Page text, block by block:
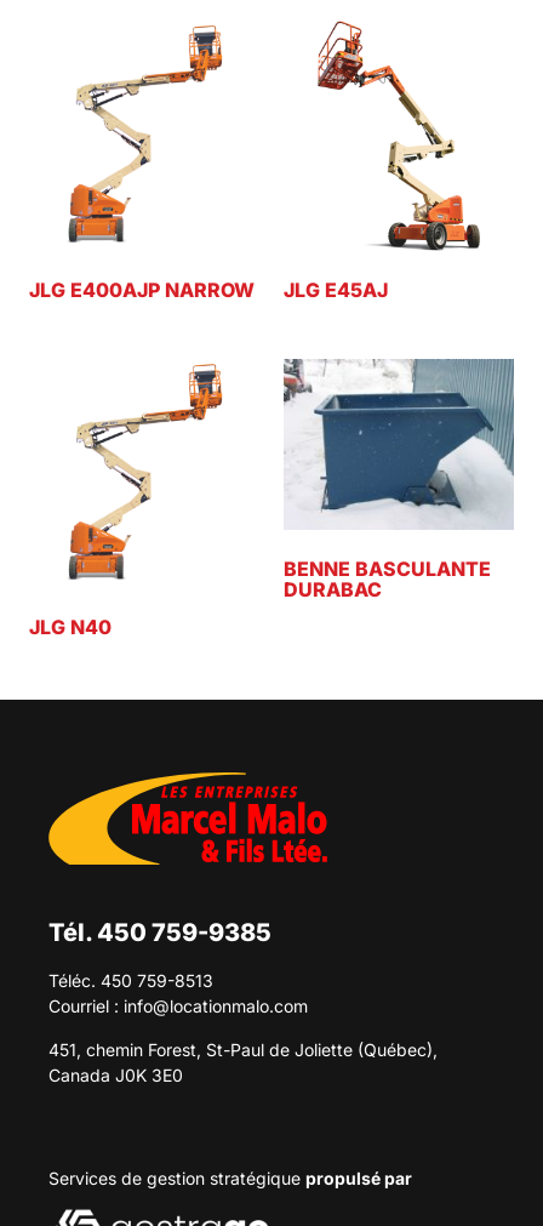
JLG E400AJP NARROW JLG E45AJ
JLG N40
BENNE BASCULANTE
DURABAC
Tél. 450 759-9385
Téléc. 450 759-8513
Courriel : info@locationmalo.com
451, chemin Forest, St-Paul de Joliette (Québec),
Canada J0K 3E0
Services de gestion stratégique propulsé par